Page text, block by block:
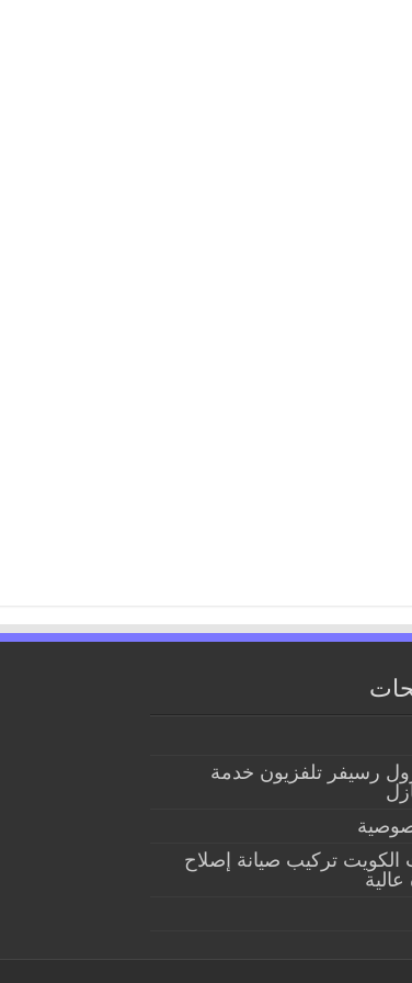
رسيفر تلفزيون خدمة
الكويت تركيب صيانة إصلاح